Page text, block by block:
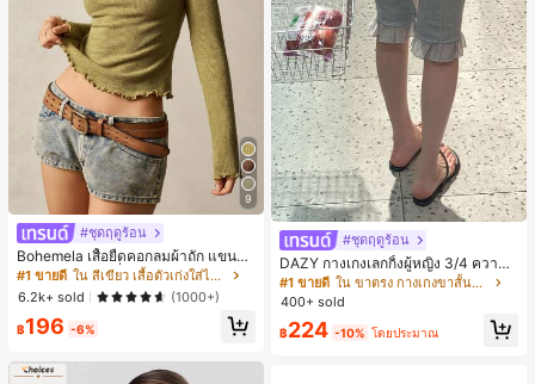
9
#ชุดฤดูร้อน
Bohemela เสื้อยืดคอกลมผ้าถัก แขนยา
ว สีเรียบ ใช้งานทั่วไป สำหรับผู้หญิง
#1 ขายดี
ใน สีเขียว เสื้อตัวเก่งใส่ได้ทุกวัน
6.2k+ sold
(1000+)
฿196 -6%
#ชุดฤดูร้อน
DAZY กางเกงเลกกิ้งผู้หญิง 3/4 ความย
าวขา ทรงเข้ารูป แต่งลูกไม้แบบปะติด
ลำลอง สำหรับวันหยุดฤดูร้อน
#1 ขายดี
ใน ขาตรง กางเกงขาสั้นผู้หญิง
400+ sold
฿224 -10% โดยประมาณ